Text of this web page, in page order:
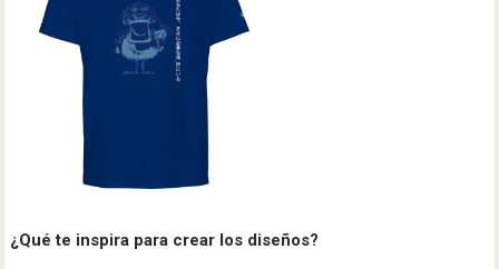
¿Qué te inspira para crear los diseños?